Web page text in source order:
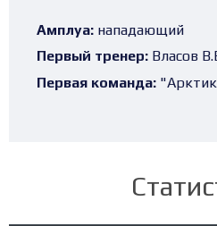
Амплуа: нападающий
Первый тренер: Власов
Первая команда: